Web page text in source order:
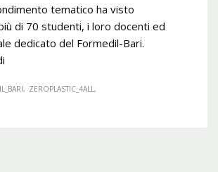
tematico ha visto
di 70 studenti, i loro docenti ed
dedicato del Formedil-Bari.
ZEROPLASTIC_4ALL